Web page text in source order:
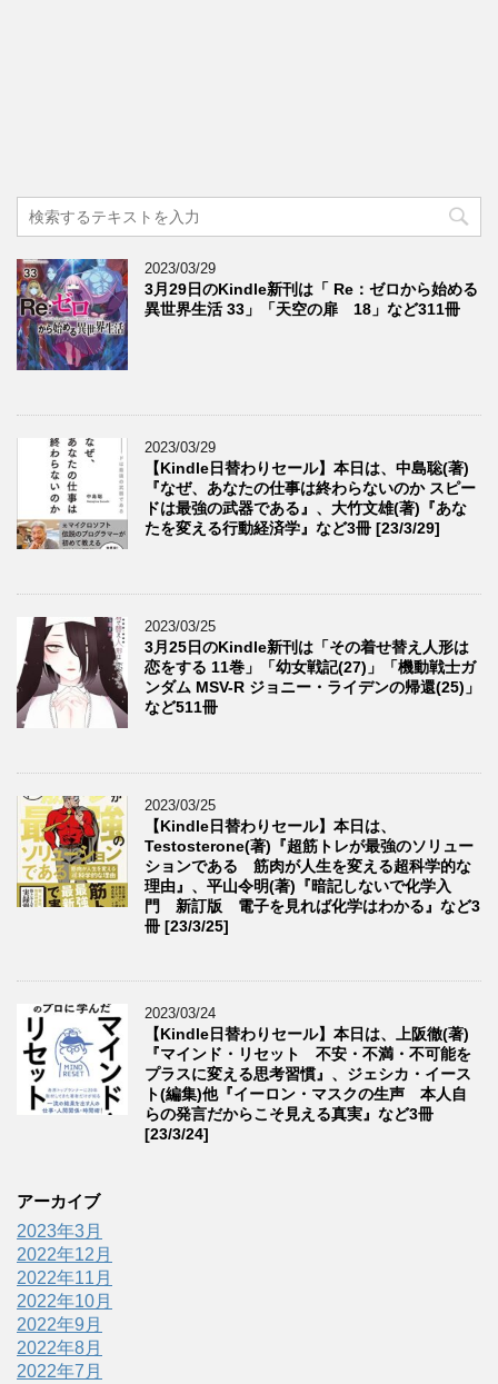
2023/03/29
3月29日のKindle新刊は「 Re：ゼロから始める
異世界生活 33」「天空の扉 18」など311冊
2023/03/29
【Kindle日替わりセール】本日は、中島聡(著)
『なぜ、あなたの仕事は終わらないのか スピー
ドは最強の武器である』、大竹文雄(著)『あな
たを変える行動経済学』など3冊 [23/3/29]
2023/03/25
3月25日のKindle新刊は「その着せ替え人形は
恋をする 11巻」「幼女戦記(27)」「機動戦士ガ
ンダム MSV-R ジョニー・ライデンの帰還(25)」
など511冊
2023/03/25
【Kindle日替わりセール】本日は、
Testosterone(著)『超筋トレが最強のソリュー
ションである 筋肉が人生を変える超科学的な
理由』、平山令明(著)『暗記しないで化学入
門 新訂版 電子を見れば化学はわかる』など3
冊 [23/3/25]
2023/03/24
【Kindle日替わりセール】本日は、上阪徹(著)
『マインド・リセット 不安・不満・不可能を
プラスに変える思考習慣』、ジェシカ・イース
ト(編集)他『イーロン・マスクの生声 本人自
らの発言だからこそ見える真実』など3冊
[23/3/24]
アーカイブ
2023年3月
2022年12月
2022年11月
2022年10月
2022年9月
2022年8月
2022年7月